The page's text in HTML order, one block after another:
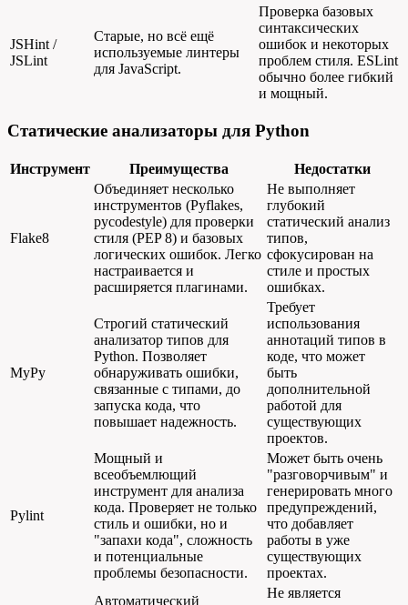
JSHint /
JSLint
Старые, но всё ещё
используемые линтеры
для JavaScript.
Проверка базовых
синтаксических
ошибок и некоторых
проблем стиля. ESLint
обычно более гибкий
и мощный.
Статические анализаторы для Python
Инструмент Преимущества Недостатки
Flake8
Объединяет несколько
инструментов (Pyflakes,
pycodestyle) для проверки
стиля (PEP 8) и базовых
логических ошибок. Легко
настраивается и
расширяется плагинами.
Не выполняет
глубокий
статический анализ
типов,
сфокусирован на
стиле и простых
ошибках.
MyPy
Строгий статический
анализатор типов для
Python. Позволяет
обнаруживать ошибки,
связанные с типами, до
запуска кода, что
повышает надежность.
Требует
использования
аннотаций типов в
коде, что может
быть
дополнительной
работой для
существующих
проектов.
Pylint
Мощный и
всеобъемлющий
инструмент для анализа
кода. Проверяет не только
стиль и ошибки, но и
"запахи кода", сложность
и потенциальные
проблемы безопасности.
Может быть очень
"разговорчивым" и
генерировать много
предупреждений,
что добавляет
работы в уже
существующих
проектах.
Автоматический
Не является